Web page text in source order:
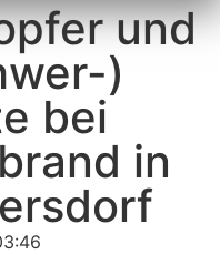
und
)
bei
in